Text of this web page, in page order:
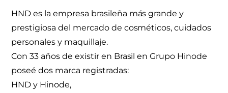
HND es la empresa brasileña más grande y
prestigiosa del mercado de cosméticos, cuidados
personales y maquillaje.
Con 33 años de existir en Brasil en Grupo Hinode
poseé dos marca registradas:
HND y Hinode,